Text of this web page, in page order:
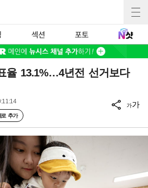
섹션 포토
율 13.1%…4년전 선거보다
로 추가
가가